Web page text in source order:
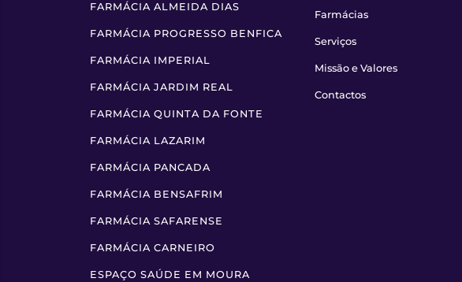
FARMÁCIA ALMEIDA DIAS
FARMÁCIA PROGRESSO BENFICA
FARMÁCIA IMPERIAL
FARMÁCIA JARDIM REAL
FARMÁCIA QUINTA DA FONTE
FARMÁCIA LAZARIM
FARMÁCIA PANCADA
FARMÁCIA BENSAFRIM
FARMÁCIA SAFARENSE
FARMÁCIA CARNEIRO
ESPAÇO SAÚDE EM MOURA
Farmácias
Serviços
Missão e Valores
Contactos